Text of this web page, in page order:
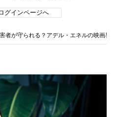
グインページへ
者が守られる？アデル・エネルの映画